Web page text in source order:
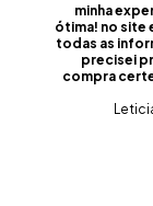
minha
ótima! no site
todas as
precisei
compra
do prazo,